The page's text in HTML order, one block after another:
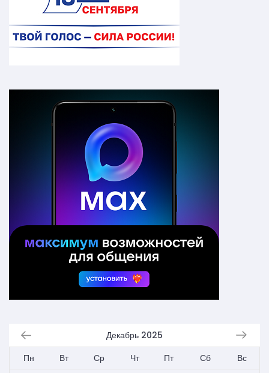
Декабрь 2025
Пн
Вт Ср Чт Пт Сб
Вс